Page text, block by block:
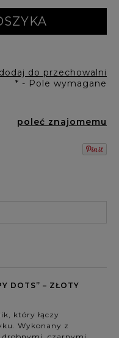
dodaj do przechowalni
* - Pole wymagane
poleć znajomemu
DOTS” – ZŁOTY
który łączy
Wykonany z